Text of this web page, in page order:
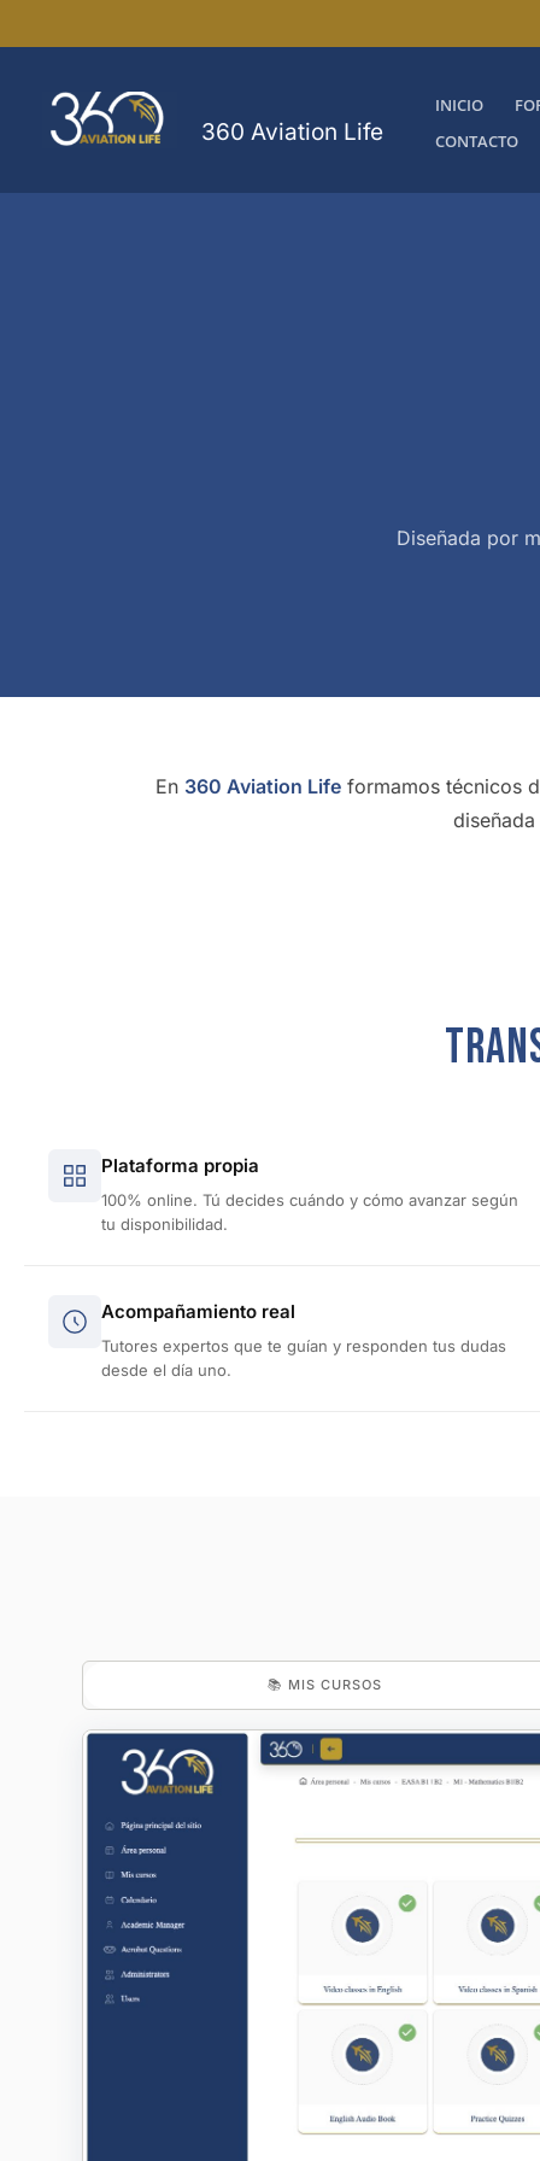
al
contenido
360 Aviation Life
INICIO
CONTACTO
Diseñada por
En 360 Aviation Life formamos técnicos
Plataforma propia
100% online. Tú decides cuándo y cómo avanzar según
tu disponibilidad.
Acompañamiento real
Tutores expertos que te guían y responden tus dudas
desde el día uno.
📚 MIS CURSOS